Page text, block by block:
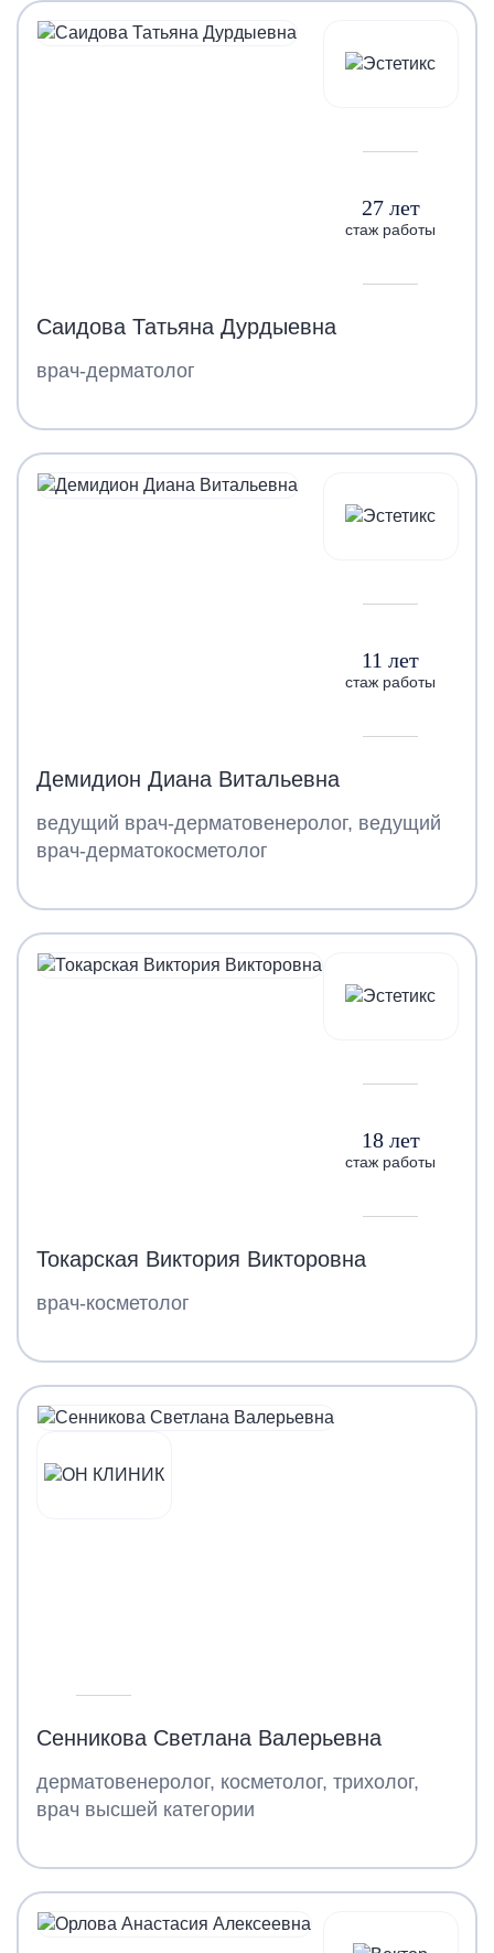
27 лет
стаж работы
Саидова Татьяна Дурдыевна
врач-дерматолог
11 лет
стаж работы
Демидион Диана Витальевна
ведущий врач-дерматовенеролог, ведущий
врач-дерматокосметолог
18 лет
стаж работы
Токарская Виктория Викторовна
врач-косметолог
Сенникова Светлана Валерьевна
дерматовенеролог, косметолог, трихолог,
врач высшей категории